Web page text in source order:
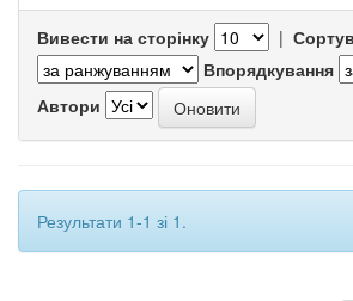
Вивести на сторінку |
Впорядкування
Автори
Результати 1-1 зі 1.